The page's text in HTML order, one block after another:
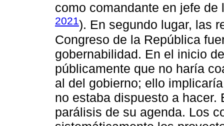
como comandante en jefe de
2021). En segundo lugar, las
Congreso de la República
gobernabilidad. En el inicio
públicamente que no haría
al del gobierno; ello
no estaba dispuesto a
parálisis de su agenda. Los